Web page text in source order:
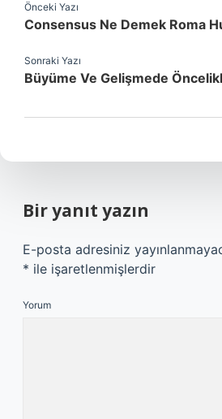
Önceki Yazı
Consensus Ne Demek Roma
Sonraki Yazı
Büyüme Ve Gelişmede
Bir yanıt yazın
E-posta adresiniz
* ile işaretlenmişlerdir
Yorum